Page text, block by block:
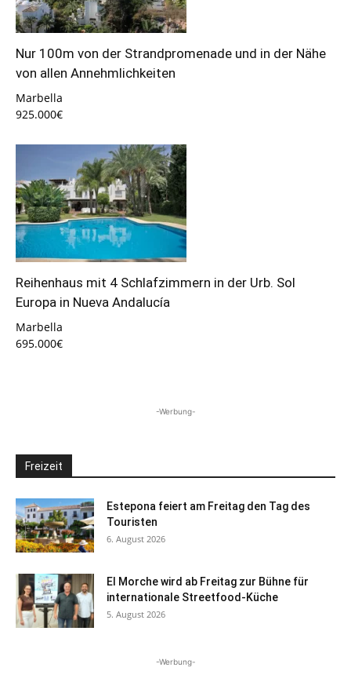
Nur 100m von der Strandpromenade und in der Nähe
von allen Annehmlichkeiten
Marbella
925.000€
Reihenhaus mit 4 Schlafzimmern in der Urb. Sol
Europa in Nueva Andalucía
Marbella
695.000€
-Werbung-
Freizeit
Estepona feiert am Freitag den Tag des
Touristen
6. August 2026
El Morche wird ab Freitag zur Bühne für
internationale Streetfood-Küche
5. August 2026
-Werbung-